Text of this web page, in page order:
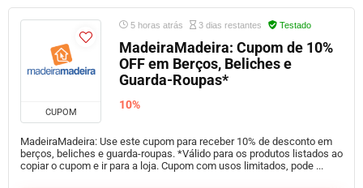
CUPOM
5 horas atrás 3 dias restantes Testado
MadeiraMadeira: Cupom de 10%
OFF em Berços, Beliches e
Guarda-Roupas*
10%
MadeiraMadeira: Use este cupom para receber 10% de desconto em
berços, beliches e guarda-roupas. *Válido para os produtos listados ao
copiar o cupom e ir para a loja. Cupom com usos limitados, pode ...